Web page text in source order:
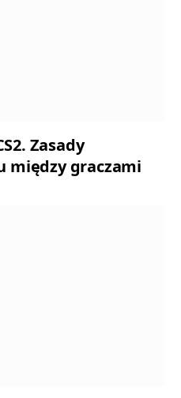
Zasady
między graczami